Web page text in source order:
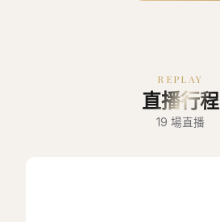
REPLAY
直播行程
19 場直播